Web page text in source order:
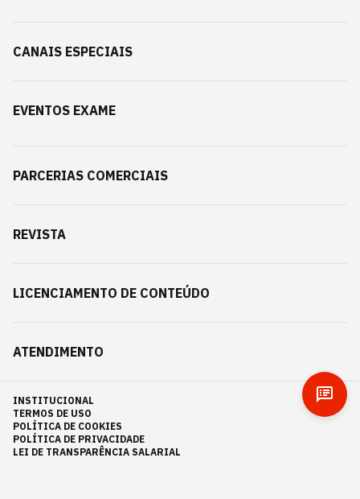
CANAIS ESPECIAIS
EVENTOS EXAME
PARCERIAS COMERCIAIS
REVISTA
LICENCIAMENTO DE CONTEÚDO
ATENDIMENTO
INSTITUCIONAL
TERMOS DE USO
POLÍTICA DE COOKIES
POLÍTICA DE PRIVACIDADE
LEI DE TRANSPARÊNCIA SALARIAL